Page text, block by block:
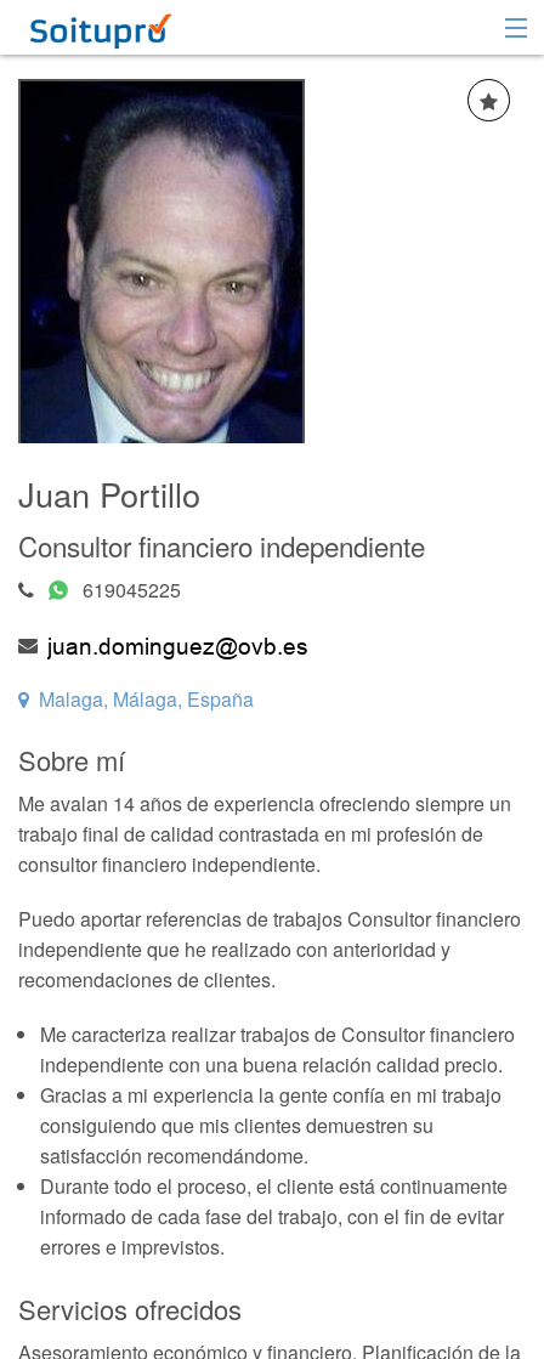
Recomendar
Registrarse
Iniciar sesión
Juan Portillo
Consultor financiero independiente
619045225
Malaga, Málaga, España
Sobre mí
Me avalan 14 años de experiencia ofreciendo siempre un
trabajo final de calidad contrastada en mi profesión de
consultor financiero independiente.
Puedo aportar referencias de trabajos Consultor financiero
independiente que he realizado con anterioridad y
recomendaciones de clientes.
Me caracteriza realizar trabajos de Consultor financiero
independiente con una buena relación calidad precio.
Gracias a mi experiencia la gente confía en mi trabajo
consiguiendo que mis clientes demuestren su
satisfacción recomendándome.
Durante todo el proceso, el cliente está continuamente
informado de cada fase del trabajo, con el fin de evitar
errores e imprevistos.
Servicios ofrecidos
Asesoramiento económico y financiero. Planificación de la